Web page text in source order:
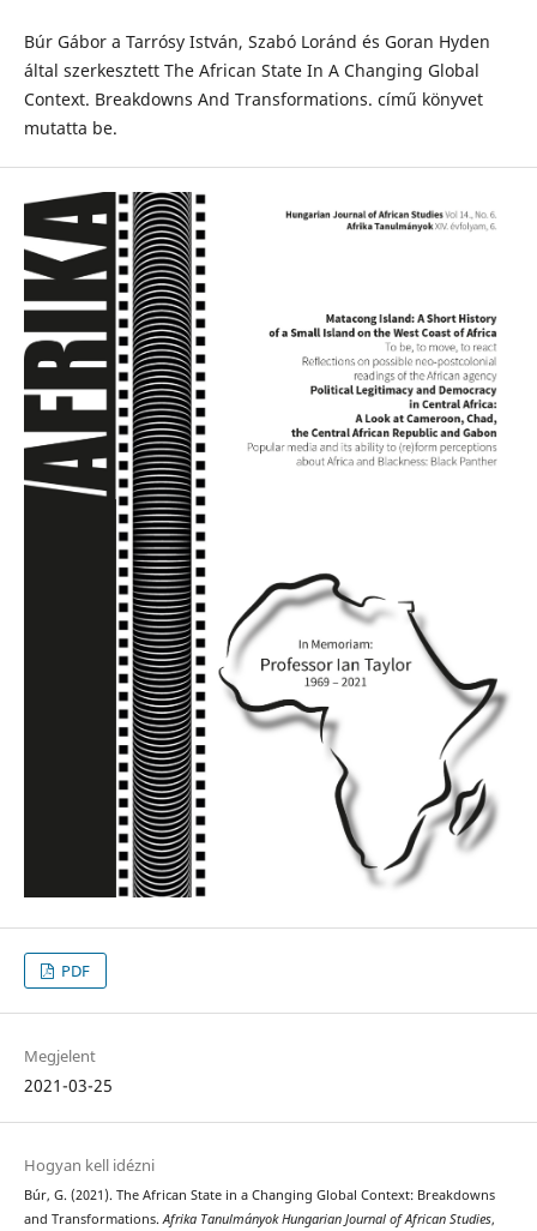
Búr Gábor a Tarrósy István, Szabó Loránd és Goran Hyden
által szerkesztett The African State In A Changing Global
Context. Breakdowns And Transformations. című könyvet
mutatta be.
PDF
Megjelent
2021-03-25
Hogyan kell idézni
Búr, G. (2021). The African State in a Changing Global Context: Breakdowns
and Transformations. Afrika Tanulmányok Hungarian Journal of African Studies,